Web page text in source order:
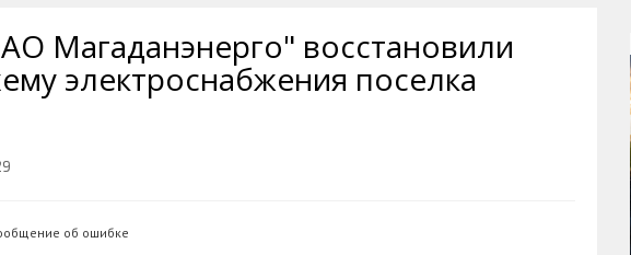
Песни о Колыме
Хранители экрана. Заставки
3D районы города
Фотоальбом
Визит
Благоустройство
Косторезы Магадана
Профсоюзы
Магаданэнерго" восстановили
электроснабжения поселка
об ошибке